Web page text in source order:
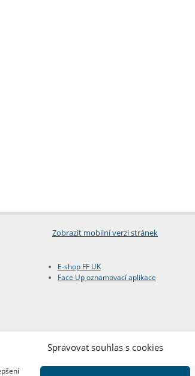
Spravovat souhlas s cookies
Zobrazit mobilní verzi stránek
E-shop FF UK
Face Up oznamovací aplikace